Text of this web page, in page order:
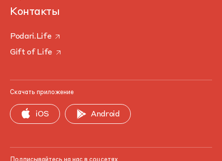
Контакты
Podari.Life
Gift of Life
Скачать приложение
iOS Android